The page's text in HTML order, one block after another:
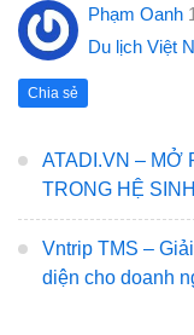
Phạm Oanh
Du lịch Việt
Chia sẻ
ATADI.VN – MỞ
TRONG HỆ
Vntrip TMS –
diện cho doanh